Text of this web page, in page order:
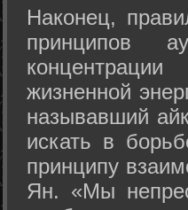
Наконец,
принципов
жизненной
называвший
искать в
принципу
Ян. «Мы